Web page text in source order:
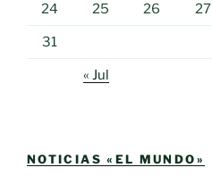
24 25 26 27
31
« Jul
NOTICIAS «EL MUNDO»